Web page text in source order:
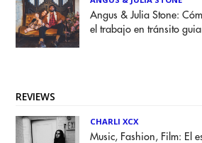
Angus & Julia Stone:
el trabajo en tránsito
REVIEWS
CHARLI XCX
Music, Fashion, Film: El